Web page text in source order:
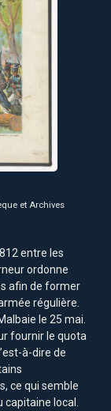
et Archives
entre les
ordonne
afin de former
régulière.
le 25 mai.
fournir le quota
à-dire de
ce qui semble
local.